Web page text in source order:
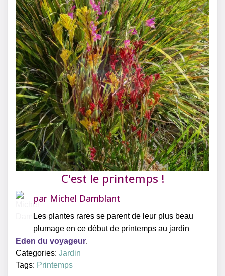
C'est le printemps !
par Michel Damblant
Les plantes rares se parent de leur plus beau
plumage en ce début de printemps au jardin
Eden du voyageur.
Categories:Jardin
Tags: Printemps